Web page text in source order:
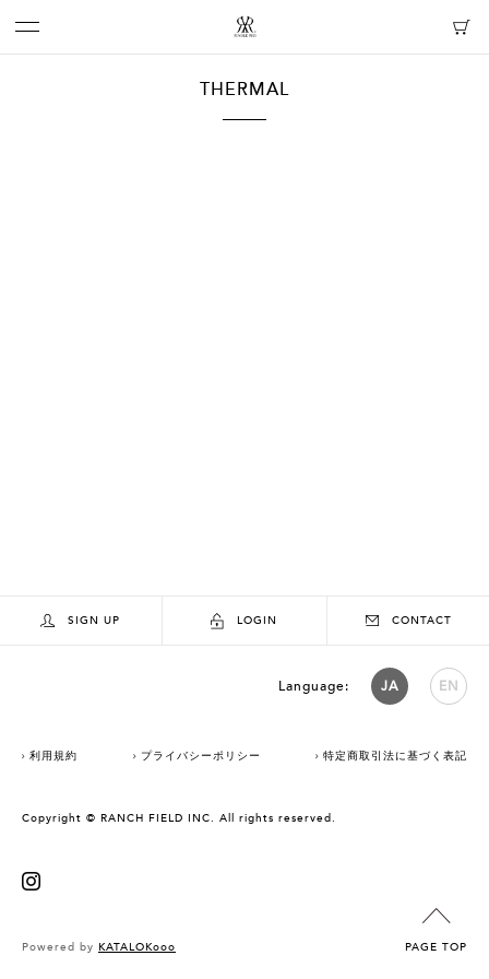
THERMAL
SIGN UP LOGIN CONTACT
Language: JA EN
利用規約 プライバシーポリシー 特定商取引法に基づく表記
Copyright © RANCH FIELD INC. All rights reserved.
Powered by KATALOKooo PAGE TOP